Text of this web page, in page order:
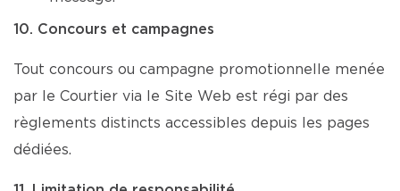
10. Concours et campagnes
Tout concours ou campagne promotionnelle menée
par le Courtier via le Site Web est régi par des
règlements distincts accessibles depuis les pages
dédiées.